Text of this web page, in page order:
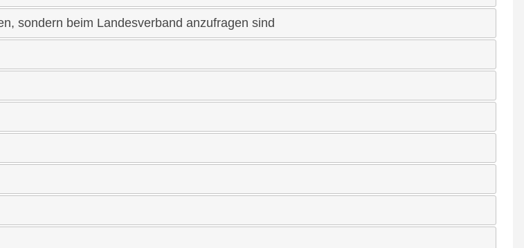
sondern beim Landesverband anzufragen sind